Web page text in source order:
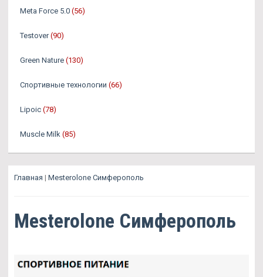
Meta Force 5.0 (56)
Testover (90)
Green Nature (130)
Спортивные технологии (66)
Lipoic (78)
Muscle Milk (85)
Главная | Mesterolone Симферополь
Mesterolone Симферополь